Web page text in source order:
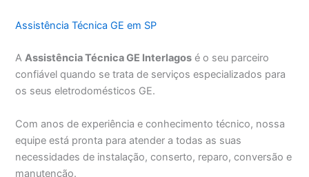
Assistência Técnica GE em SP
AAssistência Técnica GE Interlagos é o seu parceiro
confiável quando se trata de serviços especializados para
os seus eletrodomésticos GE.
Com anos de experiência e conhecimento técnico, nossa
equipe está pronta para atender a todas as suas
necessidades de instalação, conserto, reparo, conversão e
manutenção.